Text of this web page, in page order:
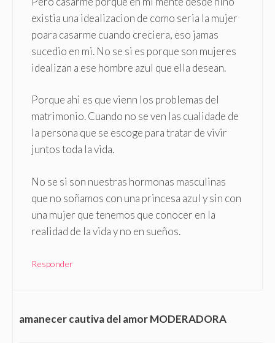
existia una idealizacion de como seria la mujer
poara casarme cuando creciera, eso jamas
sucedio en mi. No se si es porque son mujeres
idealizan a ese hombre azul que ella desean.
Porque ahi es que vienn los problemas del
matrimonio. Cuando no se ven las cualidade de
la persona que se escoge para tratar de vivir
juntos toda la vida.
No se si son nuestras hormonas masculinas
que no soñamos con una princesa azul y sin con
una mujer que tenemos que conocer en la
realidad de la vida y no en sueños.
Responder
amanecer cautiva del amor MODERADORA